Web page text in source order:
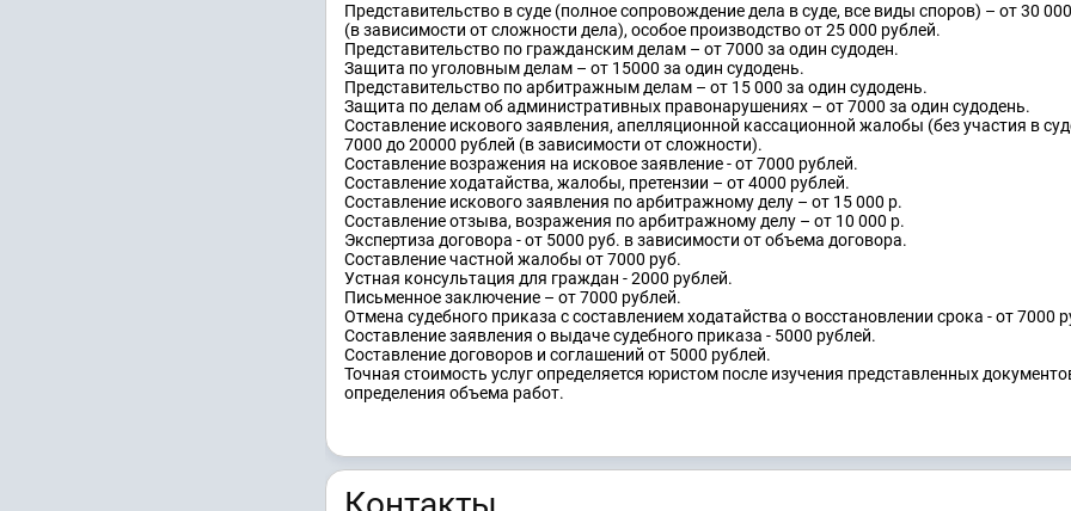
Представительство в суде (полное сопровождение дела в суде, все виды споров) – от 30
(в зависимости от сложности дела), особое производство от 25 000 рублей.
Представительство по гражданским делам – от 7000 за один судоден.
Защита по уголовным делам – от 15000 за один судодень.
Представительство по арбитражным делам – от 15 000 за один судодень.
Защита по делам об административных правонарушениях – от 7000 за один судодень.
Составление искового заявления, апелляционной кассационной жалобы (без участия в
7000 до 20000 рублей (в зависимости от сложности).
Составление возражения на исковое заявление - от 7000 рублей.
Составление ходатайства, жалобы, претензии – от 4000 рублей.
Составление искового заявления по арбитражному делу – от 15 000 р.
Составление отзыва, возражения по арбитражному делу – от 10 000 р.
Экспертиза договора - от 5000 руб. в зависимости от объема договора.
Составление частной жалобы от 7000 руб.
Устная консультация для граждан - 2000 рублей.
Письменное заключение – от 7000 рублей.
Отмена судебного приказа с составлением ходатайства о восстановлении срока - от 7000
Составление заявления о выдаче судебного приказа - 5000 рублей.
Составление договоров и соглашений от 5000 рублей.
Точная стоимость услуг определяется юристом после изучения представленных
определения объема работ.